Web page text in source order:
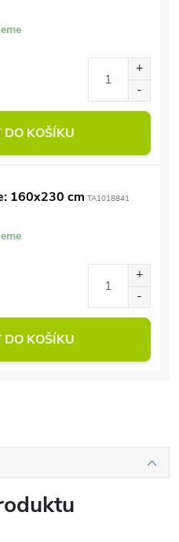
DO KOŠÍKU
160x230 cm TA1018841
DO KOŠÍKU